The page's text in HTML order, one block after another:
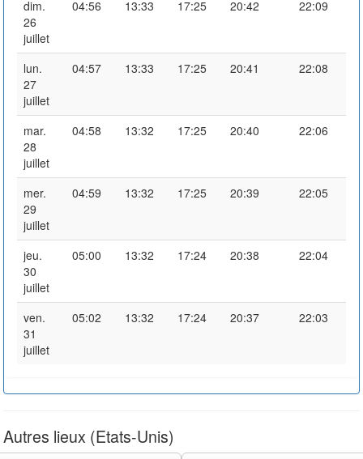
dim.
26
juillet
04:56 13:33 17:25 20:42 22:09
lun.
27
juillet
04:57 13:33 17:25 20:41 22:08
mar.
28
juillet
04:58 13:32 17:25 20:40 22:06
mer.
29
juillet
04:59 13:32 17:25 20:39 22:05
jeu.
30
juillet
05:00 13:32 17:24 20:38 22:04
ven.
31
juillet
05:02 13:32 17:24 20:37 22:03
Autres lieux (Etats-Unis)